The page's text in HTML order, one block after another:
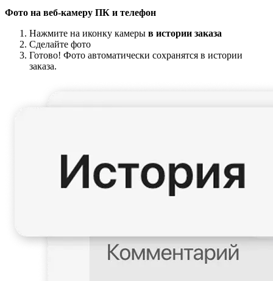
Фото на веб-камеру ПК и телефон
Нажмите на иконку камеры в истории заказа
Сделайте фото
Готово! Фото автоматически сохранятся в истории
заказа.